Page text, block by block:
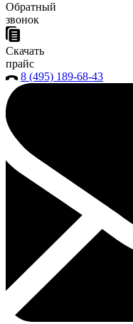
Обратный
звонок
Скачать
прайс
8 (495) 189-68-43